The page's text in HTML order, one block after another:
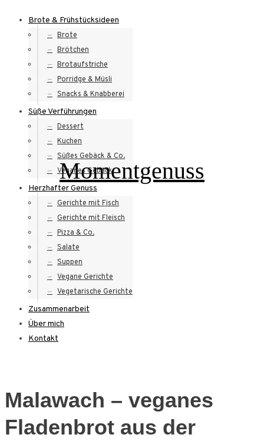
Momentgenuss
Brote & Frühstücksideen
Brote
Brötchen
Brotaufstriche
Porridge & Müsli
Snacks & Knabberei
Süße Verführungen
Dessert
Kuchen
Süßes Gebäck & Co.
Veganes Gebäck
Herzhafter Genuss
Gerichte mit Fisch
Gerichte mit Fleisch
Pizza & Co.
Salate
Suppen
Vegane Gerichte
Vegetarische Gerichte
Zusammenarbeit
Über mich
Kontakt
Malawach – veganes
Fladenbrot aus der